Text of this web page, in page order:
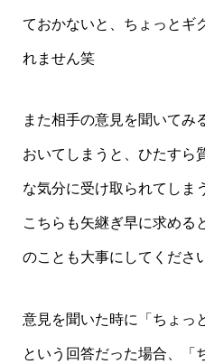
ておかないと、ちょっとギ
れません笑
また相手の意見を聞いてみ
おいてしまうと、ひたすら
な気分に受け取られてしま
こちらも矢継ぎ早に求める
のことも大事にしてくださ
意見を聞いた時に「ちょっ
という回答だった場合、「